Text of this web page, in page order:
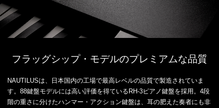
フラッグシップ・モデルのプレミアムな品質
NAUTILUSは、日本国内の工場で最高レベルの品質で製造されていま
す。88鍵盤モデルには高い評価を得ているRH-3ピアノ鍵盤を採用。4段
階の重さに分けたハンマー・アクション鍵盤は、耳の肥えた奏者にも非